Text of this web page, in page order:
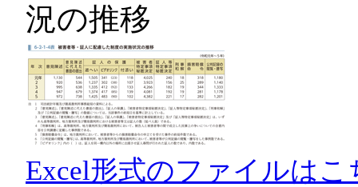
況の推移
Excel形式のファイルはこ